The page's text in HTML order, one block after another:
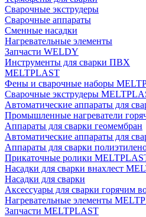
Сварочные экструдеры
Сварочные аппараты
Сменные насадки
Нагревательные элементы
Запчасти WELDY
Инструменты для сварки ПВХ
MELTPLAST
Фены и сварочные наборы
Сварочные экструдеры
Автоматические аппараты для
Промышленные нагреватели
Аппараты для сварки геомембран
Автоматические аппараты для
Аппараты для сварки
Прикаточные ролики
Насадки для сварки внахлест
Насадки для сварки
Аксессуары для сварки горячим
Нагревательные элементы
Запчасти MELTPLAST